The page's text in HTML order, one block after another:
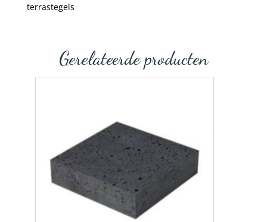
terrastegels
Gerelateerde producten